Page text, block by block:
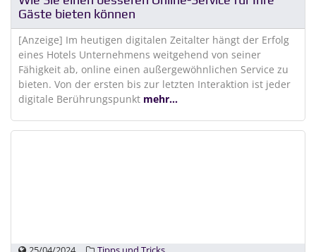
Gäste bieten können
[Anzeige] Im heutigen digitalen Zeitalter hängt der Erfolg
eines Hotels Unternehmens weitgehend von seiner
Fähigkeit ab, online einen außergewöhnlichen Service zu
bieten. Von der ersten bis zur letzten Interaktion ist jeder
digitale Berührungspunkt mehr...